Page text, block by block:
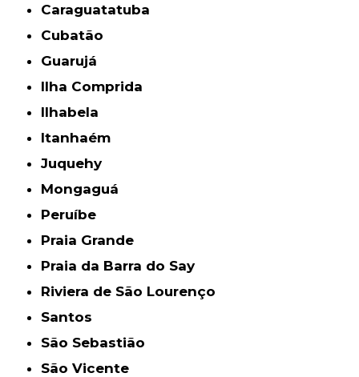
Caraguatatuba
Cubatão
Guarujá
Ilha Comprida
Ilhabela
Itanhaém
Juquehy
Mongaguá
Peruíbe
Praia Grande
Praia da Barra do Say
Riviera de São Lourenço
Santos
São Sebastião
São Vicente